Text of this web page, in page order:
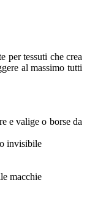
per tessuti che crea
al massimo tutti
e valige o borse da
invisibile
macchie